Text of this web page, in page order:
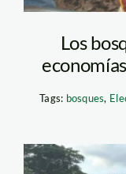
Los
Tags: bosques,